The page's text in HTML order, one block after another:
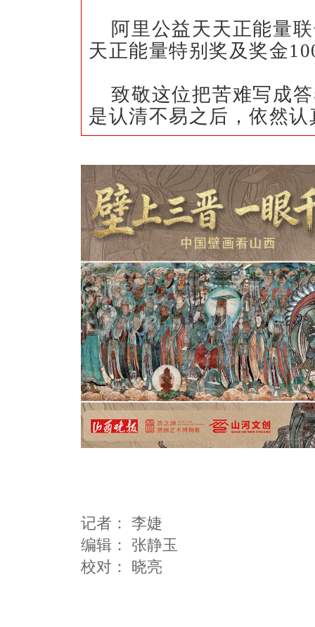
阿里公益天天正能量
天正能量特别奖及奖金
致敬这位把苦难写成
是认清不易之后，依然
记者： 李婕
编辑： 张静玉